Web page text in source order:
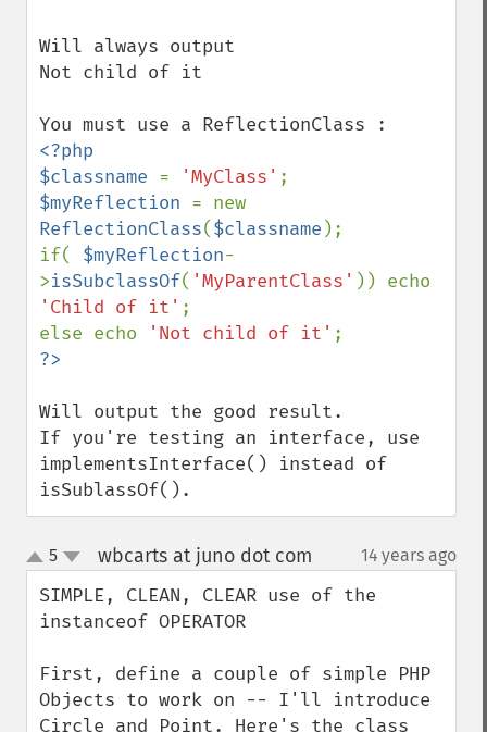
Will always output
Not child of it
<?php
$classname = 'MyClass'
$myReflection
ReflectionClass($classname );
if( $myReflection-
>isSubclassOf( 'MyParentClass'
'Child of it' ;
else echo
'Not child of it'
Will output the good result.
If you're testing an interface, use
implementsInterface() instead of
isSublassOf().
up
down
5 wbcarts at juno dot com 14 years ago
SIMPLE, CLEAN, CLEAR use of the
instanceof OPERATOR
First, define a couple of simple PHP
Objects to work on -- I'll introduce
Circle and Point. Here's the class